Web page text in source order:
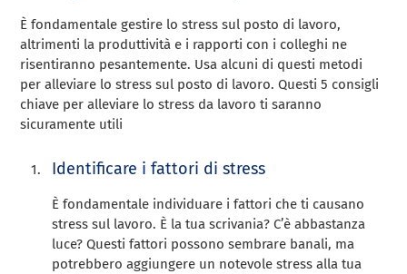
È fondamentale gestire lo stress sul posto di lavoro,
altrimenti la produttività e i rapporti con i colleghi ne
risentiranno pesantemente. Usa alcuni di questi metodi
per alleviare lo stress sul posto di lavoro. Questi 5 consigli
chiave per alleviare lo stress da lavoro ti saranno
sicuramente utili
Identificare i fattori di stress
È fondamentale individuare i fattori che ti causano
stress sul lavoro. È la tua scrivania? C’è abbastanza
luce? Questi fattori possono sembrare banali, ma
potrebbero aggiungere un notevole stress alla tua